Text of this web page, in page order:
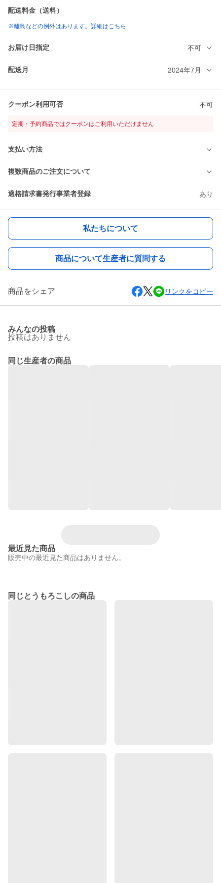
配送料金（送料）
※離島などの例外はあります。詳細はこちら
お届け日指定 不可
配送月 2024年7月
クーポン利用可否 不可
定期・予約商品ではクーポンはご利用いただけません
支払い方法
複数商品のご注文について
適格請求書発行事業者登録 あり
私たちについて
商品について生産者に質問する
商品をシェア リンクをコピー
みんなの投稿
投稿はありません
同じ生産者の商品
最近見た商品
販売中の最近見た商品はありません。
同じとうもろこしの商品